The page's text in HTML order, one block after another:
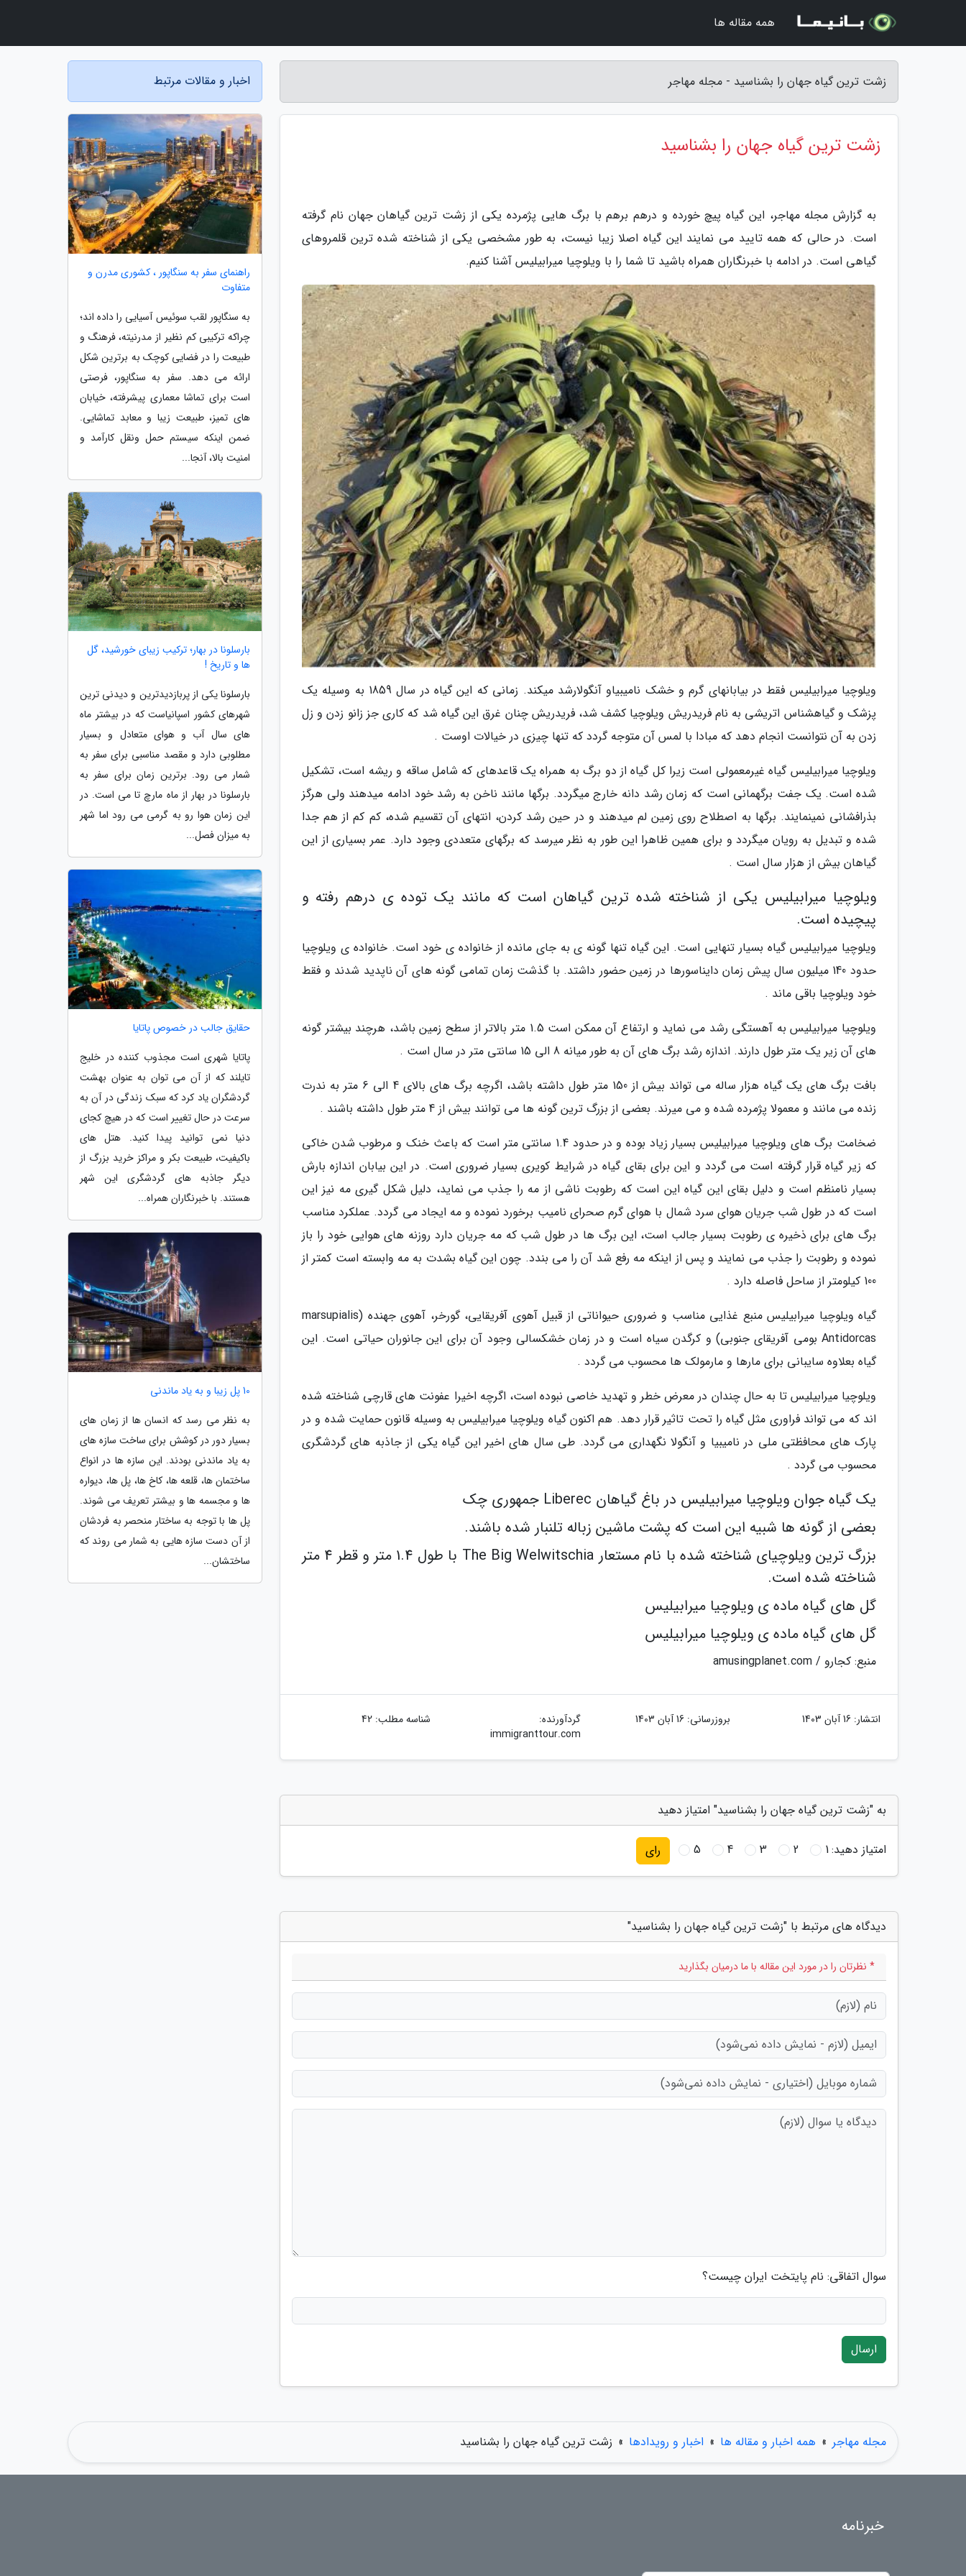
زشت ترین گیاه جهان را بشناسید - مجله مهاجر
زشت ترین گیاه جهان را بشناسید
به گزارش مجله مهاجر، این گیاه پیچ خورده و درهم برهم با برگ هایی پژمرده یکی از زشت ترین گیاهان جهان نام گرفته
است. در حالی که همه تایید می نمایند این گیاه اصلا زیبا نیست، به طور مشخصی یکی از شناخته شده ترین قلمروهای
گیاهی است. در ادامه با خبرنگاران همراه باشید تا شما را با ویلوچیا میرابیلیس آشنا کنیم.
ویلوچیا میرابیلیس فقط در بیابانهای گرم و خشک نامیبیاو آنگولارشد میکند. زمانی که این گیاه در سال 1859 به وسیله یک
پزشک و گیاهشناس اتریشی به نام فریدریش ویلوچیا کشف شد، فریدریش چنان غرق این گیاه شد که کاری جز زانو زدن و زل
زدن به آن نتوانست انجام دهد که مبادا با لمس آن متوجه گردد که تنها چیزی در خیالات اوست .
ویلوچیا میرابیلیس گیاه غیرمعمولی است زیرا کل گیاه از دو برگ به همراه یک قاعدهای که شامل ساقه و ریشه است، تشکیل
شده است. یک جفت برگهمانی است که زمان رشد دانه خارج میگردد. برگها مانند ناخن به رشد خود ادامه میدهند ولی هرگز
بذرافشانی نمینمایند. برگها به اصطلاح روی زمین لم میدهند و در حین رشد کردن، انتهای آن تقسیم شده، کم کم از هم جدا
شده و تبدیل به رویان میگردد و برای همین ظاهرا این طور به نظر میرسد که برگهای متعددی وجود دارد. عمر بسیاری از این
گیاهان بیش از هزار سال است .
ویلوچیا میرابیلیس یکی از شناخته شده ترین گیاهان است که مانند یک توده ی درهم رفته و
پیچیده است.
ویلوچیا میرابیلیس گیاه بسیار تنهایی است. این گیاه تنها گونه ی به جای مانده از خانواده ی خود است. خانواده ی ویلوچیا
حدود 140 میلیون سال پیش زمان دایناسورها در زمین حضور داشتد. با گذشت زمان تمامی گونه های آن ناپدید شدند و فقط
خود ویلوچیا باقی ماند .
ویلوچیا میرابیلیس به آهستگی رشد می نماید و ارتفاع آن ممکن است 1.5 متر بالاتر از سطح زمین باشد، هرچند بیشتر گونه
های آن زیر یک متر طول دارند. اندازه رشد برگ های آن به طور میانه 8 الی 15 سانتی متر در سال است .
بافت برگ های یک گیاه هزار ساله می تواند بیش از 150 متر طول داشته باشد، اگرچه برگ های بالای 4 الی 6 متر به ندرت
زنده می مانند و معمولا پژمرده شده و می میرند. بعضی از بزرگ ترین گونه ها می توانند بیش از 4 متر طول داشته باشند .
ضخامت برگ های ویلوچیا میرابیلیس بسیار زیاد بوده و در حدود 1.4 سانتی متر است که باعث خنک و مرطوب شدن خاکی
که زیر گیاه قرار گرفته است می گردد و این برای بقای گیاه در شرایط کویری بسیار ضروری است. در این بیابان اندازه بارش
بسیار نامنظم است و دلیل بقای این گیاه این است که رطوبت ناشی از مه را جذب می نماید، دلیل شکل گیری مه نیز این
است که در طول شب جریان هوای سرد شمال با هوای گرم صحرای نامیب برخورد نموده و مه ایجاد می گردد. عملکرد مناسب
برگ های برای ذخیره ی رطوبت بسیار جالب است، این برگ ها در طول شب که مه جریان دارد روزنه های هوایی خود را باز
نموده و رطوبت را جذب می نمایند و پس از اینکه مه رفع شد آن را می بندد. چون این گیاه بشدت به مه وابسته است کمتر از
100 کیلومتر از ساحل فاصله دارد .
گیاه ویلوچیا میرابیلیس منبع غذایی مناسب و ضروری حیواناتی از قبیل آهوی آفریقایی، گورخر، آهوى جهنده (marsupialis
Antidorcas بومی آفریقاى جنوبی) و کرگدن سیاه است و در زمان خشکسالی وجود آن برای این جانوران حیاتی است. این
گیاه بعلاوه سایبانی برای مارها و مارمولک ها محسوب می گردد .
ویلوچیا میرابیلیس تا به حال چندان در معرض خطر و تهدید خاصی نبوده است، اگرچه اخیرا عفونت های قارچی شناخته شده
اند که می تواند فراوری مثل گیاه را تحت تاثیر قرار دهد. هم اکنون گیاه ویلوچیا میرابیلیس به وسیله قانون حمایت شده و در
پارک های محافظتی ملی در نامیبیا و آنگولا نگهداری می گردد. طی سال های اخیر این گیاه یکی از جاذبه های گردشگری
محسوب می گردد .
یک گیاه جوان ویلوچیا میرابیلیس در باغ گیاهان Liberec جمهوری چک
بعضی از گونه ها شبیه این است که پشت ماشین زباله تلنبار شده باشند.
بزرگ ترین ویلوچیای شناخته شده با نام مستعار The Big Welwitschia با طول 1.4 متر و قطر 4 متر
شناخته شده است.
گل های گیاه ماده ی ویلوچیا میرابیلیس
گل های گیاه ماده ی ویلوچیا میرابیلیس
منبع: کجارو / amusingplanet.com
انتشار: 16 آبان 1403 بروزرسانی: 16 آبان 1403
گردآورنده:
immigranttour.com
شناسه مطلب: 42
به "زشت ترین گیاه جهان را بشناسید" امتیاز دهید
امتیاز دهید:1
2
3
4
5 رای
دیدگاه های مرتبط با "زشت ترین گیاه جهان را بشناسید"
* نظرتان را در مورد این مقاله با ما درمیان بگذارید
سوال اتفاقی: نام پایتخت ایران چیست؟
ارسال
اخبار و مقالات مرتبط
راهنمای سفر به سنگاپور ، کشوری مدرن و
متفاوت
به سنگاپور لقب سوئیس آسیایی را داده اند؛
چراکه ترکیبی کم نظیر از مدرنیته، فرهنگ و
طبیعت را در فضایی کوچک به برترین شکل
ارائه می دهد. سفر به سنگاپور، فرصتی
است برای تماشا معماری پیشرفته، خیابان
های تمیز، طبیعت زیبا و معابد تماشایی.
ضمن اینکه سیستم حمل ونقل کارآمد و
امنیت بالا، آنجا...
بارسلونا در بهار؛ ترکیب زیبای خورشید، گل
ها و تاریخ !
بارسلونا یکی از پربازدیدترین و دیدنی ترین
شهرهای کشور اسپانیاست که در بیشتر ماه
های سال آب و هوای متعادل و بسیار
مطلوبی دارد و مقصد مناسبی برای سفر به
شمار می رود. برترین زمان برای سفر به
بارسلونا در بهار از ماه مارچ تا می است. در
این زمان هوا رو به گرمی می رود اما شهر
به میزان فصل...
حقایق جالب در خصوص پاتایا
پاتایا شهری است مجذوب کننده در خلیج
تایلند که از آن می توان به عنوان بهشت
گردشگران یاد کرد که سبک زندگی در آن به
سرعت در حال تغییر است که در هیچ کجای
دنیا نمی توانید پیدا کنید. هتل های
باکیفیت، طبیعت بکر و مراکز خرید بزرگ از
دیگر جاذبه های گردشگری این شهر
هستند. با خبرنگاران همراه...
10 پل زیبا و به یاد ماندنی
به نظر می رسد که انسان ها از زمان های
بسیار دور در کوشش برای ساخت سازه های
به یاد ماندنی بودند. این سازه ها در انواع
ساختمان ها، قلعه ها، کاخ ها، پل ها، دیواره
ها و مجسمه ها و بیشتر تعریف می شوند.
پل ها با توجه به ساختار منحصر به فردشان
از آن دست سازه هایی به شمار می روند که
ساختشان...
مجله مهاجر » همه اخبار و مقاله ها » اخبار و رویدادها » زشت ترین گیاه جهان را بشناسید
همه مقاله ها
خبرنامه